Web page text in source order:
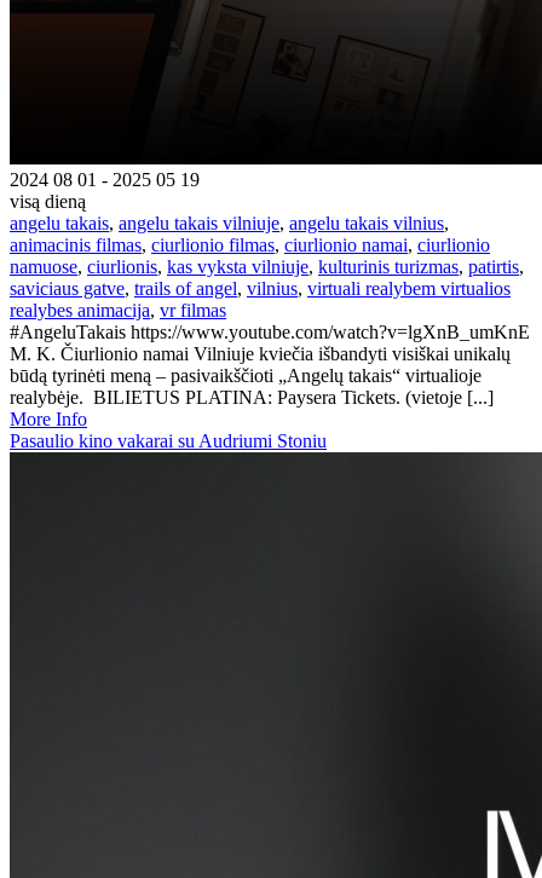
2024 08 01 - 2025 05 19
visą dieną
angelu takais, angelu takais vilniuje, angelu takais vilnius,
animacinis filmas, ciurlionio filmas, ciurlionio namai, ciurlionio
namuose, ciurlionis, kas vyksta vilniuje, kulturinis turizmas, patirtis,
saviciaus gatve, trails of angel, vilnius, virtuali realybem virtualios
realybes animacija, vr filmas
#AngeluTakais https://www.youtube.com/watch?v=lgXnB_umKnE
M. K. Čiurlionio namai Vilniuje kviečia išbandyti visiškai unikalų
būdą tyrinėti meną – pasivaikščioti „Angelų takais“ virtualioje
realybėje. BILIETUS PLATINA: Paysera Tickets. (vietoje [...]
More Info
Pasaulio kino vakarai su Audriumi Stoniu